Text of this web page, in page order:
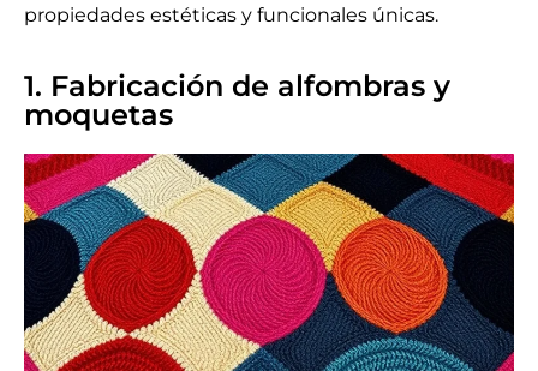
propiedades estéticas y funcionales únicas.
1. Fabricación de alfombras y
moquetas